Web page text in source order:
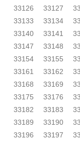
33126
33127
33133
33134
33140
33141
33147
33148
33154
33155
33161
33162
33168
33169
33175
33176
33182
33183
33189
33190
33196
33197